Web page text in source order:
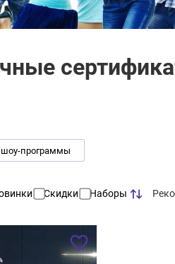
шоу-программы
Скидки Наборы